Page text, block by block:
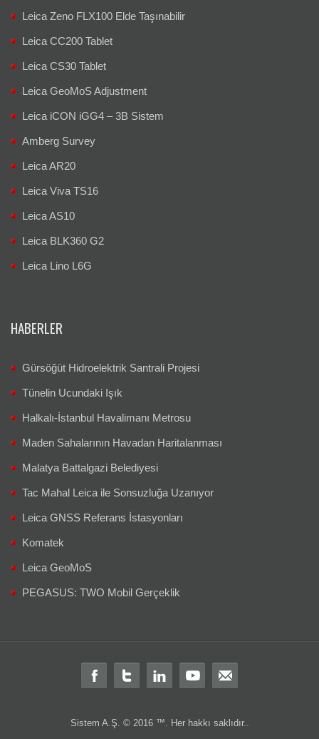
Leica Zeno FLX100 Elde Taşınabilir
Leica CC200 Tablet
Leica CS30 Tablet
Leica GeoMoS Adjustment
Leica iCON iGG4 – 3B Sistem
Amberg Survey
Leica AR20
Leica Viva TS16
Leica AS10
Leica BLK360 G2
Leica Lino L6G
HABERLER
Gürsöğüt Hidroelektrik Santrali Projesi
Tünelin Ucundaki Işık
Halkalı-İstanbul Havalimanı Metrosu
Maden Sahalarının Havadan Haritalanması
Malatya Battalgazi Belediyesi
Tac Mahal Leica ile Sonsuzluğa Uzanıyor
Leica GNSS Referans İstasyonları
Komatek
Leica GeoMoS
PEGASUS: TWO Mobil Gerçeklik
Sistem A.Ş. © 2016 ™. Her hakkı saklıdır..